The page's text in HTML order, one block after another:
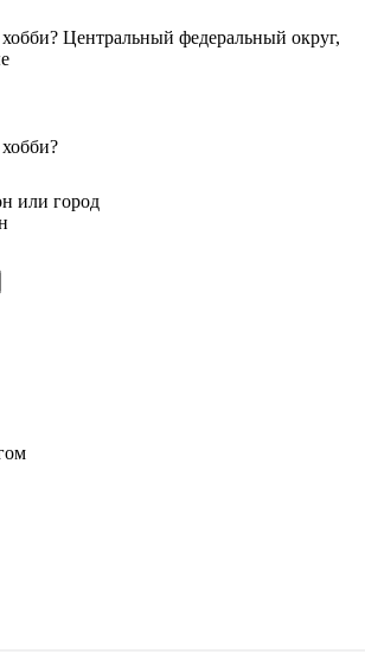
Центральный федеральный округ,
или город